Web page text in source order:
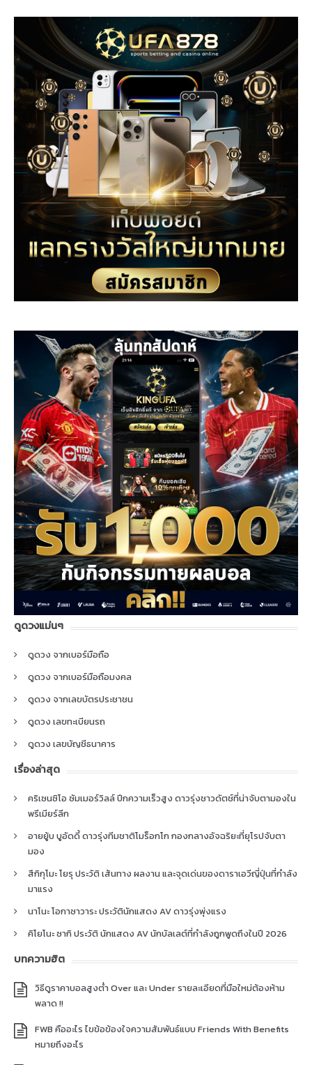
ดูดวงแม่นๆ
ดูดวง จากเบอร์มือถือ
ดูดวง จากเบอร์มือถือมงคล
ดูดวง จากเลขบัตรประชาชน
ดูดวง เลขทะเบียนรถ
ดูดวง เลขบัญชีธนาคาร
เรื่องล่าสุด
คริเซนซิโอ ซัมเมอร์วิลล์ ปีกความเร็วสูง ดาวรุ่งชาวดัตช์ที่น่าจับตามองใน
พรีเมียร์ลีก
อายยู้บ บูอัดดี้ ดาวรุ่งทีมชาติโมร็อกโก กองกลางอัจฉริยะที่ยุโรปจับตา
มอง
สึกิกุโมะ โยรุ ประวัติ เส้นทาง ผลงาน และจุดเด่นของดาราเอวีญี่ปุ่นที่กำลัง
มาแรง
นาโนะ โอกาซาวาระ ประวัตินักแสดง AV ดาวรุ่งพุ่งแรง
คิโยโนะ ซากิ ประวัติ นักแสดง AV นักบัลเลต์ที่กำลังถูกพูดถึงในปี 2026
บทความฮิต
วิธีดูราคาบอลสูงต่ำ Over และ Under รายละเอียดที่มือใหม่ต้องห้าม
พลาด !!
FWB คืออะไร ไขข้อข้องใจความสัมพันธ์แบบ Friends With Benefits
หมายถึงอะไร